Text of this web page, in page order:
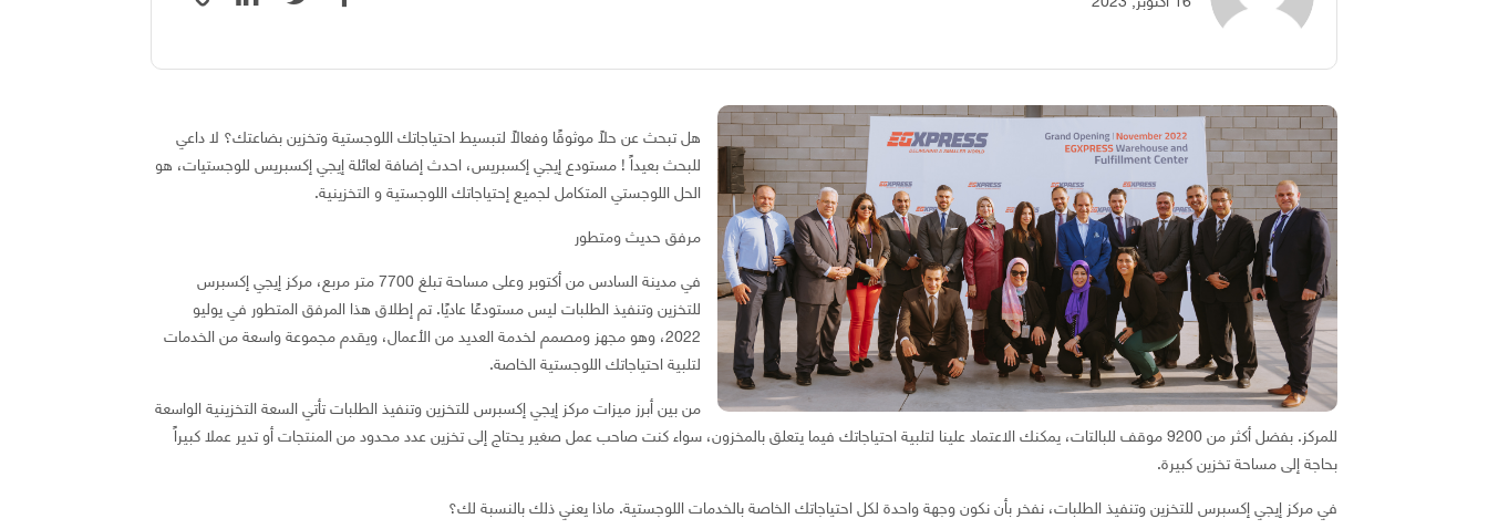
هل تبحث عن حلاً موثوقًا وفعالًا لتبسيط احتياجاتك اللوجستية وتخزين بضاعتك؟ لا داعي
للبحث بعيداً ! مستودع إيجي إكسبريس، احدث إضافة لعائلة إيجي إكسبريس للوجستيات، هو
الحل اللوجستي المتكامل لجميع إحتياجاتك اللوجستية و التخزينية.
مرفق حديث ومتطور
في مدينة السادس من أكتوبر وعلى مساحة تبلغ 7700 متر مربع، مركز إيجي إكسبرس
للتخزين وتنفيذ الطلبات ليس مستودعًا عاديًا. تم إطلاق هذا المرفق المتطور في يوليو
2022، وهو مجهز ومصمم لخدمة العديد من الأعمال، ويقدم مجموعة واسعة من الخدمات
لتلبية احتياجاتك اللوجستية الخاصة.
من بين أبرز ميزات مركز إيجي إكسبرس للتخزين وتنفيذ الطلبات تأتي السعة التخزينية الواسعة
للمركز. بفضل أكثر من 9200 موقف للبالتات، يمكنك الاعتماد علينا لتلبية احتياجاتك فيما يتعلق بالمخزون، سواء كنت صاحب عمل صغير يحتاج إلى تخزين عدد محدود من المنتجات أو تدير عملا كبيراً
بحاجة إلى مساحة تخزين كبيرة.
في مركز إيجي إكسبرس للتخزين وتنفيذ الطلبات، نفخر بأن نكون وجهة واحدة لكل احتياجاتك الخاصة بالخدمات اللوجستية. ماذا يعني ذلك بالنسبة لك؟